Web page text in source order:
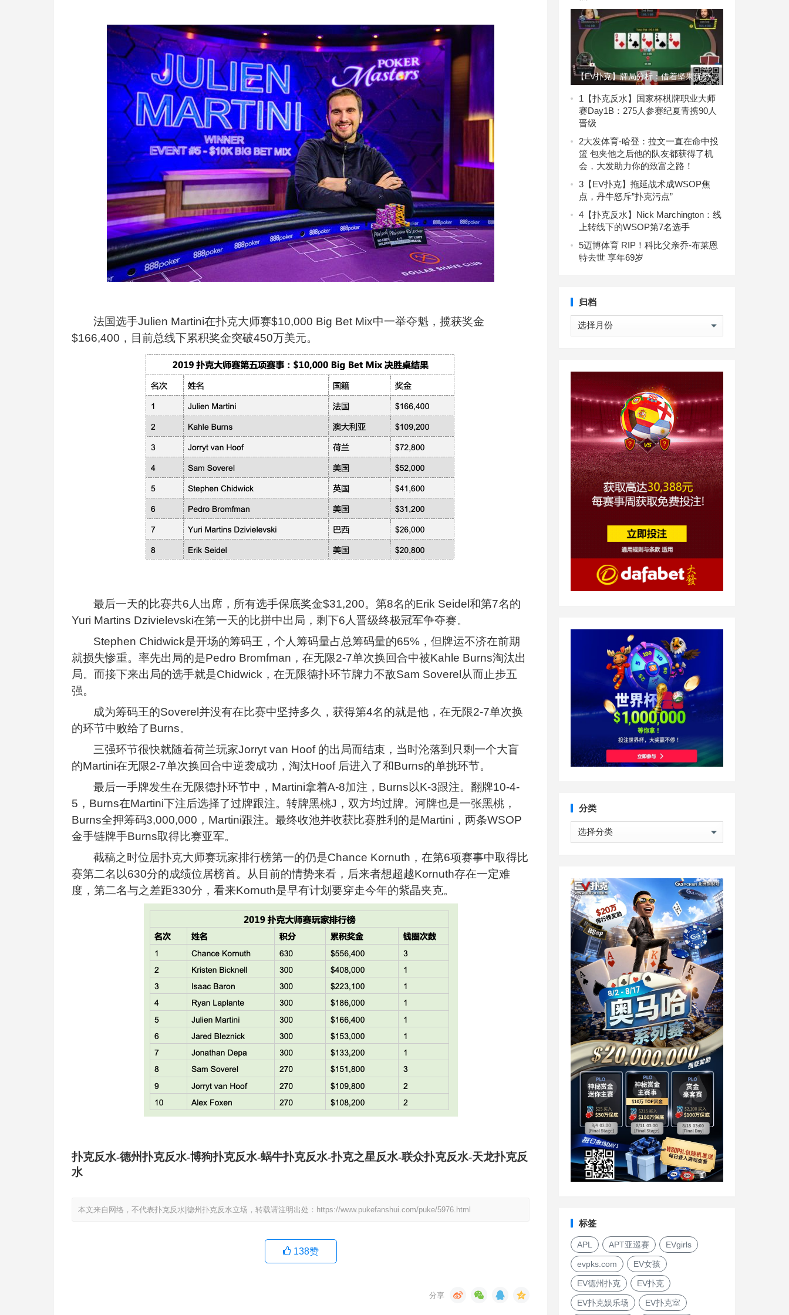
法国选手Julien Martini在扑克大师赛$10,000 Big Bet Mix中一举夺魁，揽获奖金
$166,400，目前总线下累积奖金突破450万美元。
最后一天的比赛共6人出席，所有选手保底奖金$31,200。第8名的Erik Seidel和第7名的
Yuri Martins Dzivielevski在第一天的比拼中出局，剩下6人晋级终极冠军争夺赛。
Stephen Chidwick是开场的筹码王，个人筹码量占总筹码量的65%，但牌运不济在前期
就损失惨重。率先出局的是Pedro Bromfman，在无限2-7单次换回合中被Kahle Burns淘汰出
局。而接下来出局的选手就是Chidwick，在无限德扑环节牌力不敌Sam Soverel从而止步五
强。
成为筹码王的Soverel并没有在比赛中坚持多久，获得第4名的就是他，在无限2-7单次换
的环节中败给了Burns。
三强环节很快就随着荷兰玩家Jorryt van Hoof 的出局而结束，当时沦落到只剩一个大盲
的Martini在无限2-7单次换回合中逆袭成功，淘汰Hoof 后进入了和Burns的单挑环节。
最后一手牌发生在无限德扑环节中，Martini拿着A-8加注，Burns以K-3跟注。翻牌10-4-
5，Burns在Martini下注后选择了过牌跟注。转牌黑桃J，双方均过牌。河牌也是一张黑桃，
Burns全押筹码3,000,000，Martini跟注。最终收池并收获比赛胜利的是Martini，两条WSOP
金手链牌手Burns取得比赛亚军。
截稿之时位居扑克大师赛玩家排行榜第一的仍是Chance Kornuth，在第6项赛事中取得比
赛第二名以630分的成绩位居榜首。从目前的情势来看，后来者想超越Kornuth存在一定难
度，第二名与之差距330分，看来Kornuth是早有计划要穿走今年的紫晶夹克。
扑克反水-德州扑克反水-博狗扑克反水-蜗牛扑克反水-扑克之星反水-联众扑克反水-天龙扑克反
水
本文来自网络，不代表扑克反水|德州扑克反水立场，转载请注明出处：https://www.pukefanshui.com/puke/5976.html
138赞
【EV扑克】牌局分析：借着坚果优势
抡2倍超池
1 【扑克反水】国家杯棋牌职业大师
赛Day1B：275人参赛纪夏青携90人
晋级
2大发体育-哈登：拉文一直在命中投
篮 包夹他之后他的队友都获得了机
会，大发助力你的致富之路！
3 【EV扑克】拖延战术成WSOP焦
点，丹牛怒斥”扑克污点”
4 【扑克反水】Nick Marchington：线
上转线下的WSOP第7名选手
5迈博体育 RIP！科比父亲乔-布莱恩
特去世 享年69岁
归档
归
分类
分
类
标签
APL APT亚巡赛 EVgirls
evpks.com EV女孩
EV德州扑克 EV扑克
EV扑克娱乐场 EV扑克室